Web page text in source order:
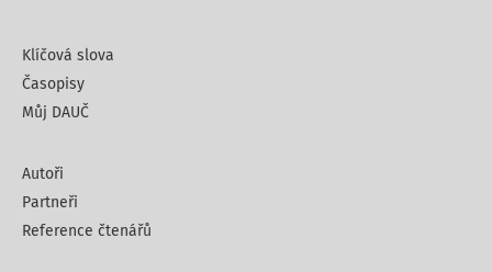
Klíčová slova
Časopisy
Můj DAUČ
Autoři
Partneři
Reference čtenářů